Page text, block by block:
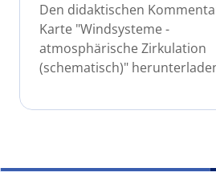
Den didaktischen
Karte "Windsysteme -
atmosphärische Zirkulation
(schematisch)"